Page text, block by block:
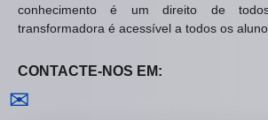
conhecimento é um direito de
transformadora é acessível a todos os
CONTACTE-NOS EM:
✉